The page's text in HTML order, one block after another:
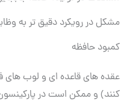
مشکل در رویکرد دقیق تر به
کمبود حافظه
عقده های قاعده ای و لوب های
کنند) و ممکن است در